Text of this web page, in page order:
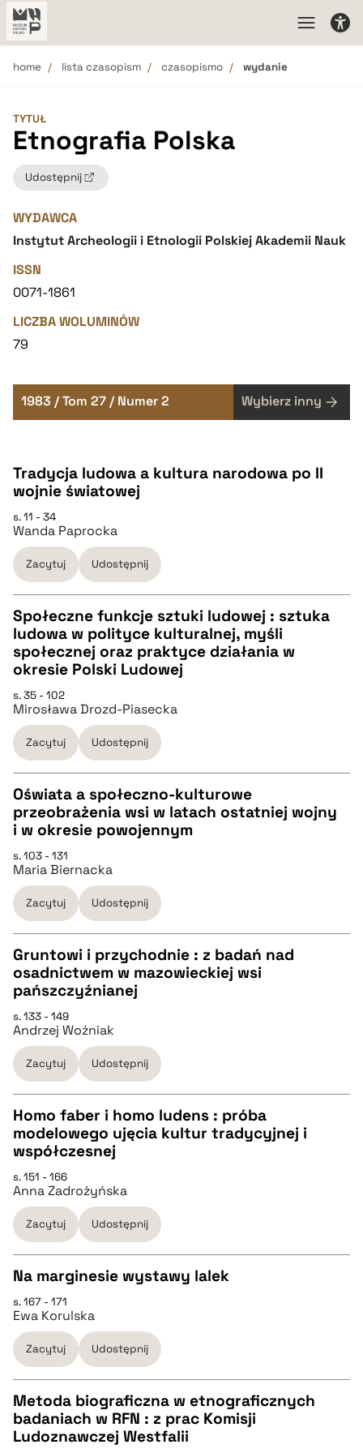
home lista czasopism czasopismo wydanie
TYTUŁ
Etnografia Polska
Udostępnij
WYDAWCA
Instytut Archeologii i Etnologii Polskiej Akademii Nauk
ISSN
0071-1861
LICZBA WOLUMINÓW
79
1983 / Tom 27 / Numer 2 Wybierz inny
Tradycja ludowa a kultura narodowa po II
wojnie światowej
s. 11 - 34
Wanda Paprocka
Zacytuj Udostępnij
CZYSTY TEKST
pobierz cytat
BIBTEX
pobierz cytat
Społeczne funkcje sztuki ludowej : sztuka
ludowa w polityce kulturalnej, myśli
społecznej oraz praktyce działania w
okresie Polski Ludowej
s. 35 - 102
Mirosława Drozd-Piasecka
Zacytuj Udostępnij
CZYSTY TEKST
pobierz cytat
BIBTEX
pobierz cytat
Oświata a społeczno-kulturowe
przeobrażenia wsi w latach ostatniej wojny
i w okresie powojennym
s. 103 - 131
Maria Biernacka
Zacytuj Udostępnij
CZYSTY TEKST
pobierz cytat
BIBTEX
pobierz cytat
Gruntowi i przychodnie : z badań nad
osadnictwem w mazowieckiej wsi
pańszczyźnianej
s. 133 - 149
Andrzej Woźniak
Zacytuj Udostępnij
CZYSTY TEKST
pobierz cytat
BIBTEX
pobierz cytat
Homo faber i homo ludens : próba
modelowego ujęcia kultur tradycyjnej i
współczesnej
s. 151 - 166
Anna Zadrożyńska
Zacytuj Udostępnij
CZYSTY TEKST
pobierz cytat
BIBTEX
Na marginesie wystawy lalek
s. 167 - 171
Ewa Korulska
Zacytuj Udostępnij
CZYSTY TEKST
Metoda biograficzna w etnograficznych
badaniach w RFN : z prac Komisji
Ludoznawczej Westfalii